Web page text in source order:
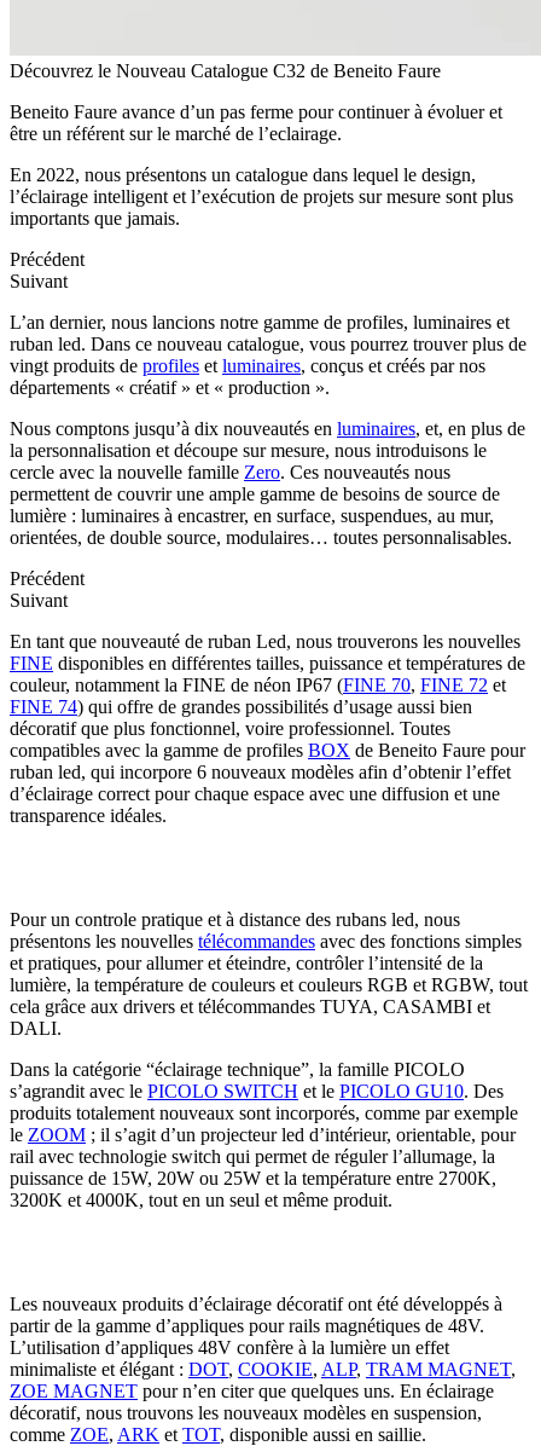
Découvrez le Nouveau Catalogue C32 de Beneito Faure
Beneito Faure avance d’un pas ferme pour continuer à évoluer et
être un référent sur le marché de l’eclairage.
En 2022, nous présentons un catalogue dans lequel le design,
l’éclairage intelligent et l’exécution de projets sur mesure sont plus
importants que jamais.
Précédent
Suivant
L’an dernier, nous lancions notre gamme de profiles, luminaires et
ruban led. Dans ce nouveau catalogue, vous pourrez trouver plus de
vingt produits de profiles et luminaires, conçus et créés par nos
départements « créatif » et « production ».
Nous comptons jusqu’à dix nouveautés en luminaires, et, en plus de
la personnalisation et découpe sur mesure, nous introduisons le
cercle avec la nouvelle famille Zero. Ces nouveautés nous
permettent de couvrir une ample gamme de besoins de source de
lumière : luminaires à encastrer, en surface, suspendues, au mur,
orientées, de double source, modulaires… toutes personnalisables.
Précédent
Suivant
En tant que nouveauté de ruban Led, nous trouverons les nouvelles
FINE disponibles en différentes tailles, puissance et températures de
couleur, notamment la FINE de néon IP67 (FINE 70, FINE 72 et
FINE 74) qui offre de grandes possibilités d’usage aussi bien
décoratif que plus fonctionnel, voire professionnel. Toutes
compatibles avec la gamme de profiles BOX de Beneito Faure pour
ruban led, qui incorpore 6 nouveaux modèles afin d’obtenir l’effet
d’éclairage correct pour chaque espace avec une diffusion et une
transparence idéales.
Pour un controle pratique et à distance des rubans led, nous
présentons les nouvelles télécommandes avec des fonctions simples
et pratiques, pour allumer et éteindre, contrôler l’intensité de la
lumière, la température de couleurs et couleurs RGB et RGBW, tout
cela grâce aux drivers et télécommandes TUYA, CASAMBI et
DALI.
Dans la catégorie “éclairage technique”, la famille PICOLO
s’agrandit avec le PICOLO SWITCH et le PICOLO GU10. Des
produits totalement nouveaux sont incorporés, comme par exemple
le ZOOM ; il s’agit d’un projecteur led d’intérieur, orientable, pour
rail avec technologie switch qui permet de réguler l’allumage, la
puissance de 15W, 20W ou 25W et la température entre 2700K,
3200K et 4000K, tout en un seul et même produit.
Les nouveaux produits d’éclairage décoratif ont été développés à
partir de la gamme d’appliques pour rails magnétiques de 48V.
L’utilisation d’appliques 48V confère à la lumière un effet
minimaliste et élégant : DOT, COOKIE, ALP, TRAM MAGNET,
ZOE MAGNET pour n’en citer que quelques uns. En éclairage
décoratif, nous trouvons les nouveaux modèles en suspension,
comme ZOE, ARK et TOT, disponible aussi en saillie.